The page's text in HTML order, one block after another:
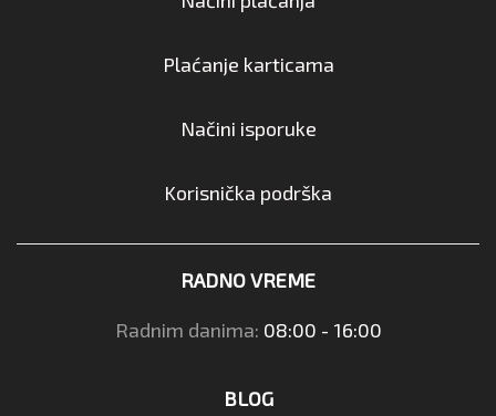
Plaćanje karticama
Načini isporuke
Korisnička podrška
RADNO VREME
Radnim danima: 08:00 - 16:00
BLOG